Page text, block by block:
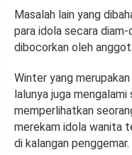
Masalah lain yang
para idola secara
dibocorkan oleh
Winter yang
lalunya juga
memperlihatkan
merekam idola wanita
di kalangan penggemar.